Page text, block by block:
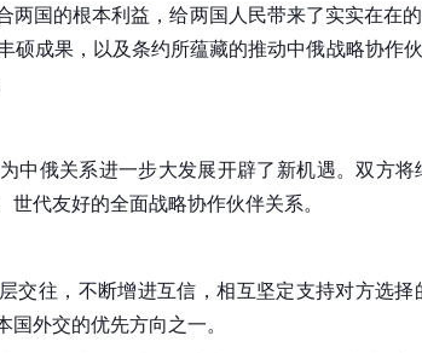
两国的根本利益，给两国人民带来了实实在在
硕成果，以及条约所蕴藏的推动中俄战略协作
中俄关系进一步大发展开辟了新机遇。双方
代友好的全面战略协作伙伴关系。
交往，不断增进互信，相互坚定支持对方选
外交的优先方向之一。